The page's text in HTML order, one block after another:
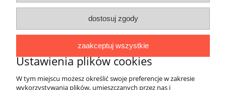
jakość materiałów i wykonania, innowacyjność
oraz niebanalne wzornictwo. Wyroby marki
4EVERFIT cieszą się popularnością w
gabinetach rehabilitacji, siłowniach, salach
treningowych, jak również sprawdzają się w
indywidualnym użytkowaniu podczas
uprawiania sportu bądź rekonwalescencji
dostosuj zgody
zaakceptuj wszystkie
Ustawienia plików cookies
W tym miejscu możesz określić swoje preferencje w zakresie
wykorzystywania plików, umieszczanych przez nas i